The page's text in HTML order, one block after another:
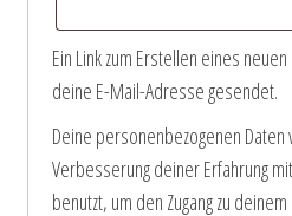
Ein Link zum Erstellen eines
deine E-Mail-Adresse gesendet.
Deine personenbezogenen
Verbesserung deiner Erfahrung
benutzt, um den Zugang zu